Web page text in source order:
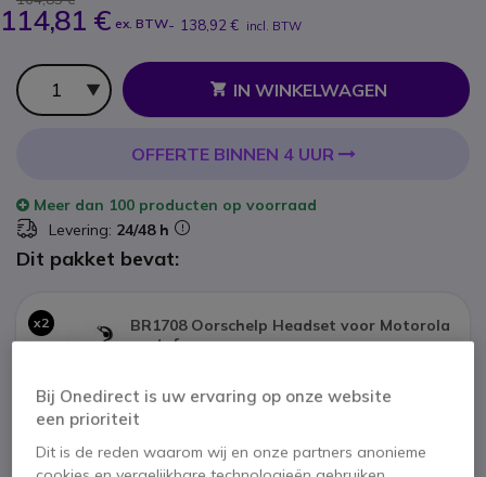
114,81 € ex. BTW- 138,92 € incl. BTW
Aantal
IN WINKELWAGEN
OFFERTE BINNEN 4 UUR
Meer dan 100 producten op voorraad
Levering: 24/48 h
Dit pakket bevat:
x2
BR1708 Oorschelp Headset voor Motorola
portofoons
x1 Motorola T92 H2O
Bij Onedirect is uw ervaring op onze website
een prioriteit
Dit is de reden waarom wij en onze partners anonieme